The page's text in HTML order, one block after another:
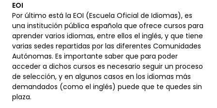
EOI
Por último está la EOI (Escuela Oficial de Idiomas), es
una institución pública española que ofrece cursos para
aprender varios idiomas, entre ellos el inglés, y que tiene
varias sedes repartidas por las diferentes Comunidades
Autónomas. Es importante saber que para poder
acceder a dichos cursos es necesario seguir un proceso
de selección, y en algunos casos en los idiomas más
demandados (como el inglés) puede que te quedes sin
plaza.